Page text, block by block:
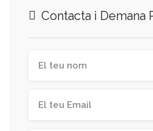
Contacta i Demana